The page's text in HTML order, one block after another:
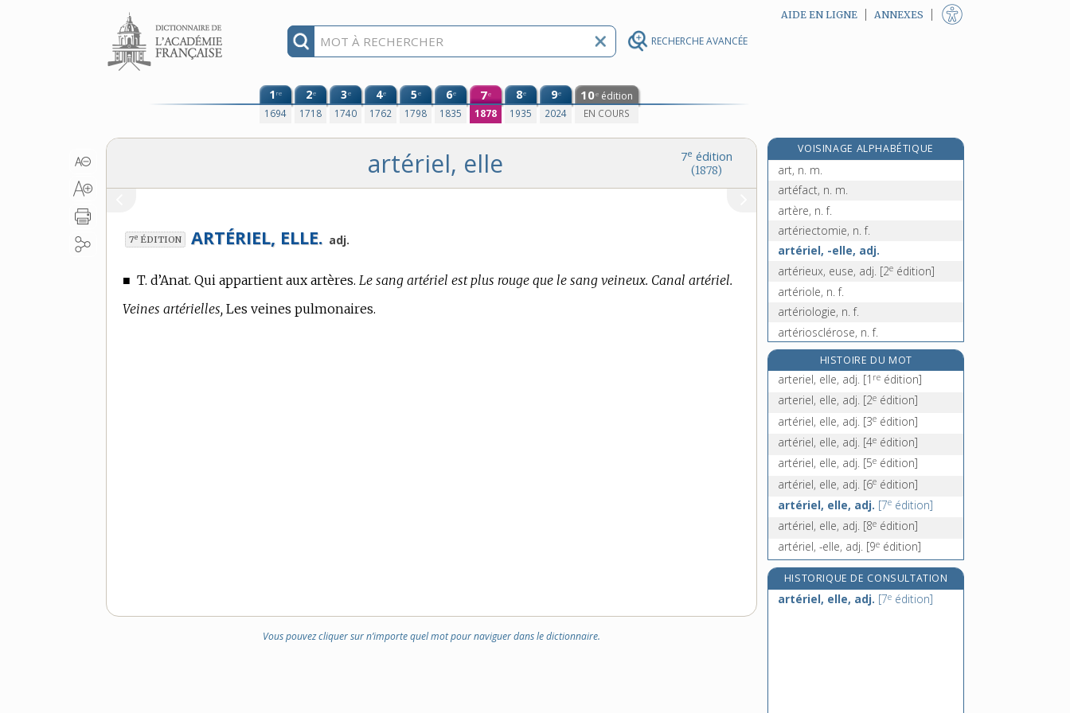
RECHERCHE AVANCÉE
Aller au contenu AIDE EN LIGNE ANNEXES
1re
1694
2e
1718
3e
1740
4e
1762
5e
1798
6e
1835
7e
1878
8e
1935
9e
2024
10e édition
EN COURS
7e édition
(1878)
artériel, elle
7e ÉDITION ARTÉRIEL, ELLE. adj.
■ T. d’Anat. Qui appartient aux artères. Le sang artériel est plus rouge que le sang veineux. Canal artériel.
Veines artérielles, Les veines pulmonaires.
Vous pouvez cliquer sur n’importe quel mot pour naviguer dans le dictionnaire.
VOISINAGE ALPHABÉTIQUE
arsouille, n. m. et f.
art, n. m.
artéfact, n. m.
artère, n. f.
artériectomie, n. f.
artériel, -elle, adj.
artérieux, euse, adj. [2e édition]
artériole, n. f.
artériologie, n. f.
artériosclérose, n. f.
artériotomie, n. f.
artérite, n. f.
artésien, -ienne, adj.
HISTOIRE DU MOT
arteriel, elle, adj. [1 re édition]
arteriel, elle, adj. [2e édition]
artériel, elle, adj. [3e édition]
artériel, elle, adj. [4e édition]
artériel, elle, adj. [5e édition]
artériel, elle, adj. [6e édition]
artériel, elle, adj. [7e édition]
artériel, elle, adj. [8e édition]
artériel, -elle, adj. [9e édition]
HISTORIQUE DE CONSULTATION
artériel, elle, adj. [7e édition]